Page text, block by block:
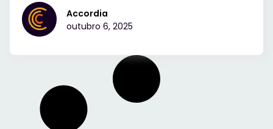
Accordia
outubro 6, 2025